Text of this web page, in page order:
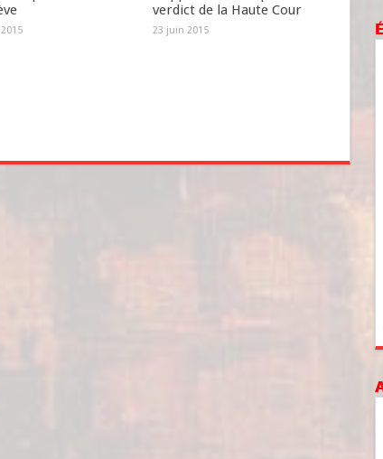
verdict de la Haute Cour
23 juin 2015